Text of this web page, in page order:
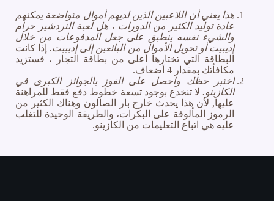
هذا يعني أن اللاعبين الذين لديهم أموال متواضعة يمكنهم
عادة توليد الكثير من الدورات ، هل لعبة النردشير حرام
والشيء نفسه ينطبق على جعل المدفوعات من خلال
إديبيت أو تحويل الأموال من البائعين إلى إديبيت. إذا كانت
البطاقة التي تختارها أعلى من بطاقة التجار ، فستزيد
مكافأتك بمقدار 4 أضعاف.
اختبر حظك واحصل على الفوز بالجوائز الكبرى في
الكازينو. لا تنخدع بوجود تسعة خطوط دفع فقط للمراهنة
عليها, لأن هذا يحدث خارج بار الصالون وهناك الكثير من
الرموز المألوفة على البكرات، والطريقة الوحيدة للتغلب
عليه هي اتباع التعليمات من الكازينو.